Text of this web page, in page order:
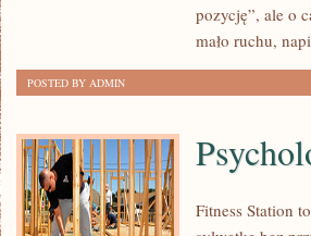
AUTOMASAŻ
pozycję”, ale o
mało ruchu,
POSTED BY ADMIN
Fitness Station